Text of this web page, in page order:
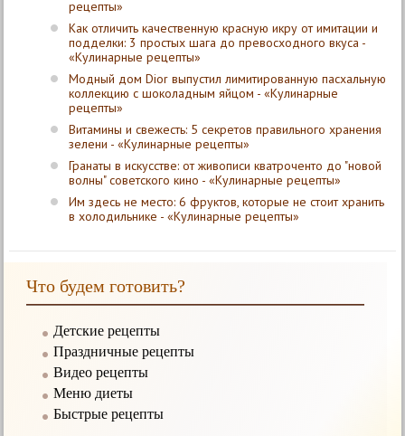
рецепты»
Как отличить качественную красную икру от имитации и
подделки: 3 простых шага до превосходного вкуса -
«Кулинарные рецепты»
Модный дом Dior выпустил лимитированную пасхальную
коллекцию с шоколадным яйцом - «Кулинарные
рецепты»
Витамины и свежесть: 5 секретов правильного хранения
зелени - «Кулинарные рецепты»
Гранаты в искусстве: от живописи кватроченто до "новой
волны" советского кино - «Кулинарные рецепты»
Им здесь не место: 6 фруктов, которые не стоит хранить
в холодильнике - «Кулинарные рецепты»
Что будем готовить?
Детские рецепты
Праздничные рецепты
Видео рецепты
Меню диеты
Быстрые рецепты